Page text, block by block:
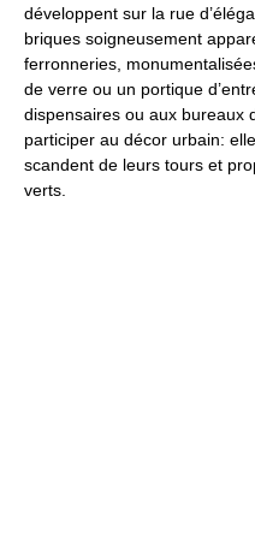
développent sur la rue
briques soigneusement
ferronneries,
de verre ou un portique
dispensaires ou aux bureaux
participer au décor urbain:
scandent de leurs tours et
verts.